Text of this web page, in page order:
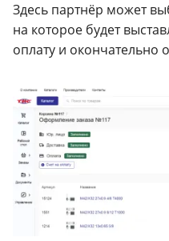
Здесь партнёр может
на которое будет
оплату и окончательно